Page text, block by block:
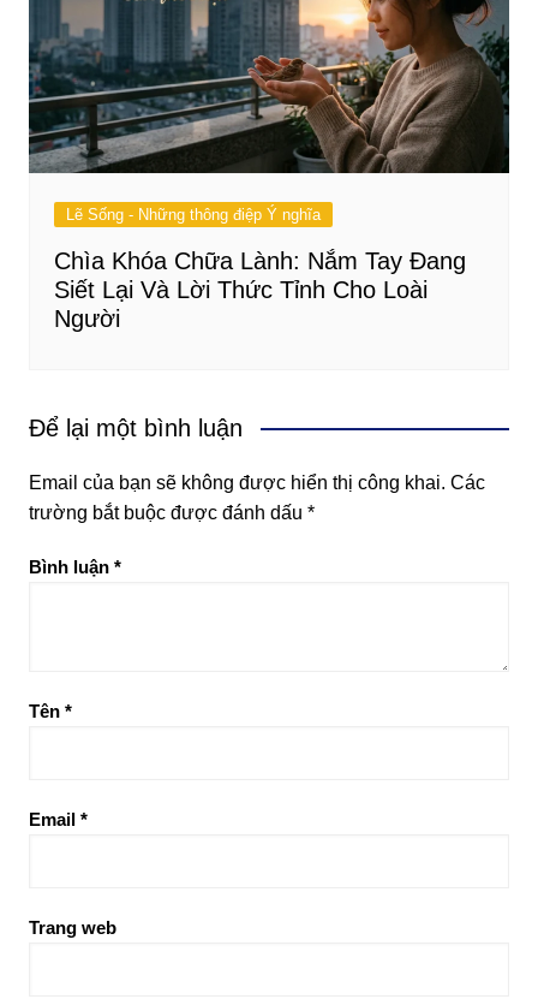
Lẽ Sống - Những thông điệp Ý nghĩa
Chìa Khóa Chữa Lành: Nắm Tay Đang
Siết Lại Và Lời Thức Tỉnh Cho Loài
Người
Để lại một bình luận
Email của bạn sẽ không được hiển thị công khai. Các
trường bắt buộc được đánh dấu *
Bình luận *
Tên *
Email *
Trang web